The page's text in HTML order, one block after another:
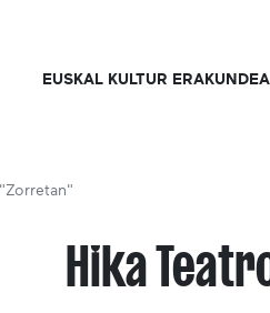
EUSKAL KULTUR ERAKUNDEA
Hika